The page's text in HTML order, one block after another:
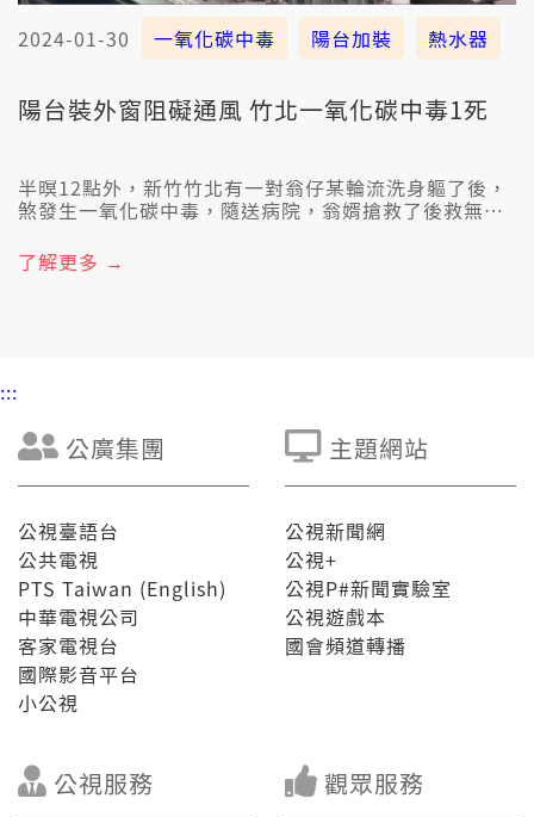
2024-01-30 一氧化碳中毒 陽台加裝 熱水器
陽台裝外窗阻礙通風 竹北一氧化碳中毒1死
半暝12點外，新竹竹北有一對翁仔某輪流洗身軀了後，
煞發生一氧化碳中毒，隨送病院，翁婿搶救了後救無轉
縫爾爾，可能是熱水爐的瓦斯無燒完全、空氣無流通，
才會一氧化碳中毒。
了解更多 →
:::
公廣集團
公視臺語台
公共電視
PTS Taiwan (English)
中華電視公司
客家電視台
國際影音平台
小公視
主題網站
公視新聞網
公視+
公視P#新聞實驗室
公視遊戲本
國會頻道轉播
公視服務 觀眾服務